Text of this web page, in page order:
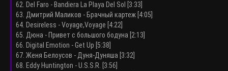
62. Del Faro - Bandiera La Playa Del Sol [3:33]
63. Дмитрий Маликов - Брачный картеж [4:05]
64. Desireless - Voyage,Voyage [4:22]
65. Дюна - Привет с большого бодуна [2:13]
66. Digital Emotion - Get Up [5:38]
67. Женя Белоусов - Дуня-Дуняша [3:32]
68. Eddy Huntington - U.S.S.R. [3:56]